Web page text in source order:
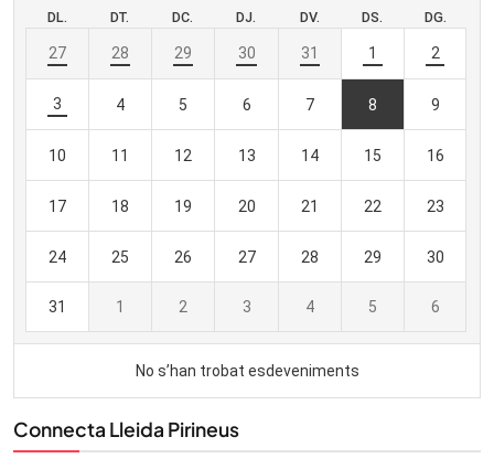
Connecta Lleida Pirineus